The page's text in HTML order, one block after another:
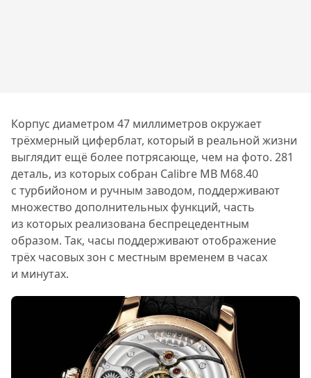
Корпус диаметром 47 миллиметров окружает
трёхмерный циферблат, который в реальной жизни
выглядит ещё более потрясающе, чем на фото. 281
деталь, из которых собран Calibre MB M68.40
с турбийоном и ручным заводом, поддерживают
множество дополнительных функций, часть
из которых реализована беспрецедентным
образом. Так, часы поддерживают отображение
трёх часовых зон с местным временем в часах
и минутах.